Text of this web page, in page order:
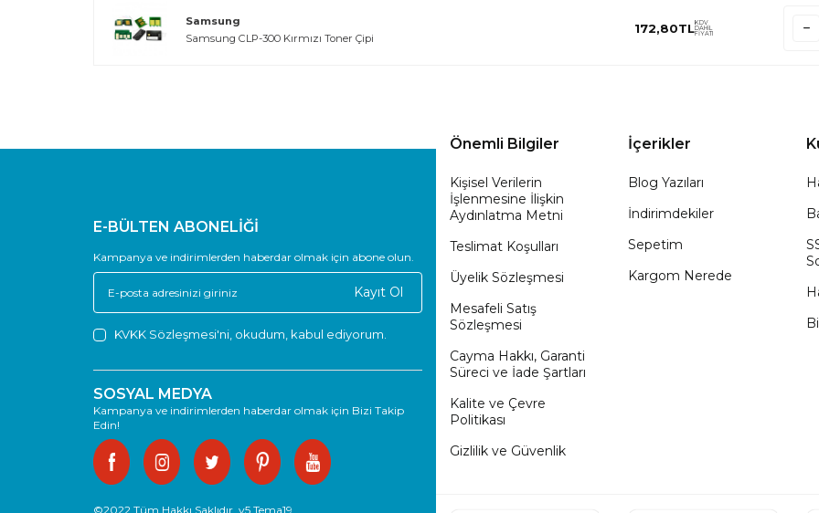
Samsung
Samsung CLP-300 Kırmızı Toner Çipi
172,80TLKDV
DAHİL
FİYATI
E-BÜLTEN ABONELİĞİ
Kampanya ve indirimlerden haberdar olmak için abone olun.
Kayıt Ol
KVKK Sözleşmesi'ni , okudum, kabul ediyorum.
SOSYAL MEDYA
Kampanya ve indirimlerden haberdar olmak için Bizi Takip
Edin!
©2022 Tüm Hakkı Saklıdır. v5 Tema19
Önemli Bilgiler
Kişisel Verilerin
İşlenmesine İlişkin
Aydınlatma Metni
Teslimat Koşulları
Üyelik Sözleşmesi
Mesafeli Satış
Sözleşmesi
Cayma Hakkı, Garanti
Süreci ve İade Şartları
Kalite ve Çevre
Politikası
Gizlilik ve Güvenlik
İçerikler
Blog Yazıları
İndirimdekiler
Sepetim
Kargom Nerede